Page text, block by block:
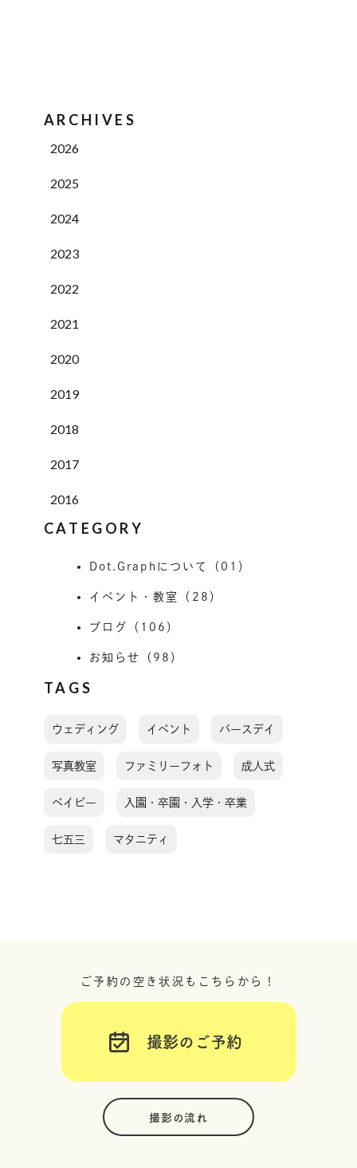
ARCHIVES
2026
2025
2024
2023
2022
2021
2020
2019
2018
2017
2016
CATEGORY
Dot.Graphについて（01）
イベント・教室（28）
ブログ（106）
お知らせ（98）
TAGS
ウェディング イベント バースデイ
写真教室 ファミリーフォト 成人式
ベイビー 入園・卒園・入学・卒業
七五三 マタニティ
ご予約の空き状況もこちらから！
撮影のご予約
撮影の流れ